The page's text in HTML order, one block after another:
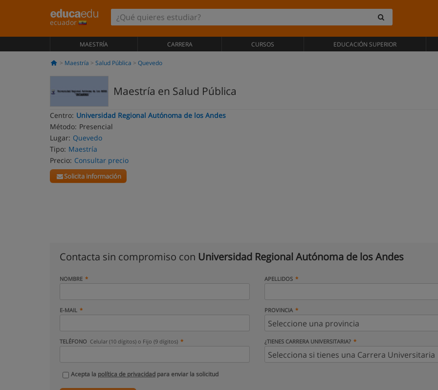
ecuador
MAESTRÍA CARRERA CURSOS EDUCACIÓN SUPERIOR
Maestría Salud Pública Quevedo
Maestría en Salud Pública
Centro: Universidad Regional Autónoma de los Andes
Método: Presencial
Lugar: Quevedo
Tipo: Maestría
Precio: Consultar precio
Solicita información
Contacta sin compromiso con Universidad Regional Autónoma de los Andes
NOMBRE APELLIDOS
E-MAIL PROVINCIA
TELÉFONO Celular (10 dígitos) o Fijo (9 dígitos) ¿TIENES CARRERA UNIVERSITARIA?
Acepta la política de privacidad para enviar la solicitud